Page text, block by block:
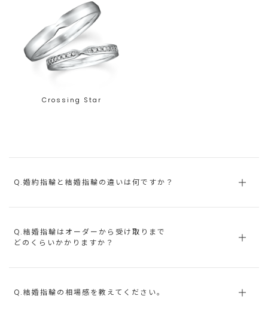
Crossing Star
Q.婚約指輪と結婚指輪の違いは何ですか？
Q.結婚指輪はオーダーから受け取りまで
どのくらいかかりますか？
Q.結婚指輪の相場感を教えてください。